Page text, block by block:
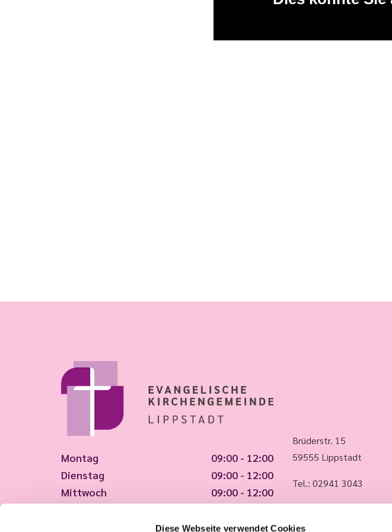
Diese Webseite verwendet Cookies
Montag
09:00 - 12:00
Dienstag
09:00 - 12:00
Mittwoch
09:00 - 12:00
09:00 - 12:00
Brüderstr. 15
59555 Lippstadt
Tel.: 02941 3043